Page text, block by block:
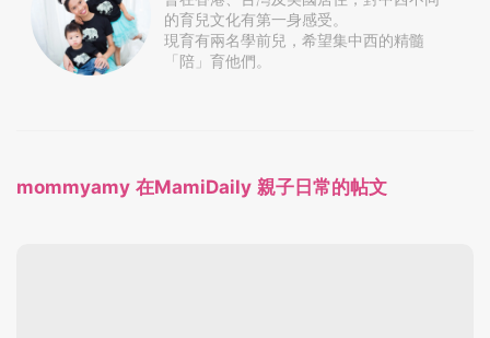
的育兒文化有第一身感受。
現育有兩名學前兒，希望集中西的精髓
「陪」育他們。
mommyamy 在MamiDaily 親子日常的帖文